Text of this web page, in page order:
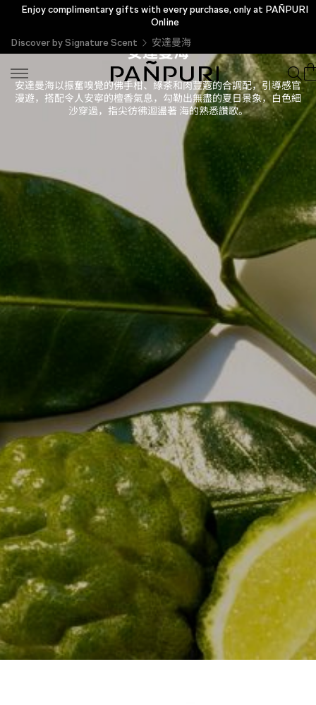
Enjoy complimentary gifts with every purchase, only at PAÑPURI
Online
Discover by Signature Scent
安達曼海
安達曼海
安達曼海以振奮嗅覺的佛手柑、綠茶和肉荳蔻的合調配，引導感官
漫遊，搭配令人安寧的檀香氣息，勾勒出無盡的夏日景象，白色細
沙穿過，指尖彷彿迴盪著 海的熟悉讚歌。